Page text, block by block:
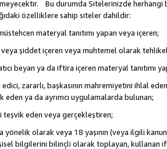
Bu durumda Sitelerinizde herhangi
özelliklere sahip siteler dahildir:
materyal tanıtımı yapan veya içeren;
şiddet içeren veya muhtemel olarak
beyan ya da iftira içeren materyal tanıtımı
zararlı, başkasının mahremiyetini ihlal
eden ya da ayrımcı uygulamalarda bulunan;
teşvik eden veya gerçekleştiren;
olarak veya 18 yaşının (veya ilgili
bilgilerini bilinçli olarak toplayan, kullanan